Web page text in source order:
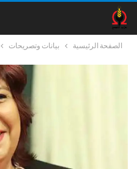
الصفحة الرئيسية بيانات وتصريحات